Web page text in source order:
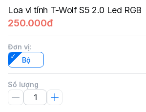
Loa vi tính T-Wolf S5 2.0 Led RGB
250.000đ
Đơn vị:
Bộ
Số lượng